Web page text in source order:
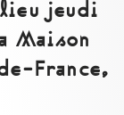
jeudi
Maison
France,